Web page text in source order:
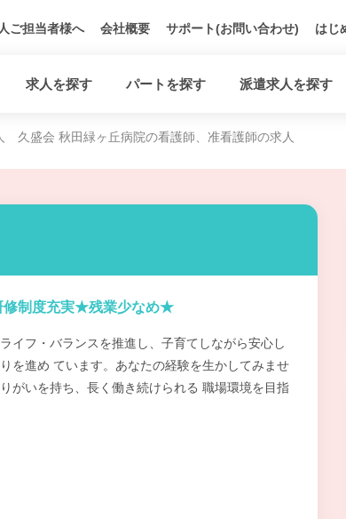
ご担当者様へ 会社概要 サポート(お問い合わせ) はじ
求人を探す パートを探す 派遣求人を探す
久盛会 秋田緑ヶ丘病院の看護師、准看護師の求人
修制度充実★残業少なめ★
イフ・バランスを推進し、子育てしながら安心し
を進め ています。あなたの経験を生かしてみませ
がいを持ち、長く働き続けられる 職場環境を目指